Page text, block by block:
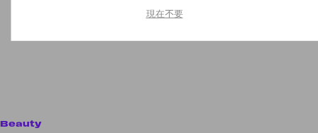
Beauty
現在不要